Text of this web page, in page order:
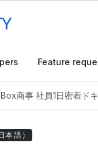
Feature
Box商事 社員1日密着ド
本語）